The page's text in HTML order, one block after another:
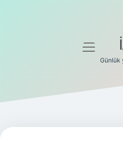
Gizlilik Politikası
Yasal Uyarı
menüyü
Günlük